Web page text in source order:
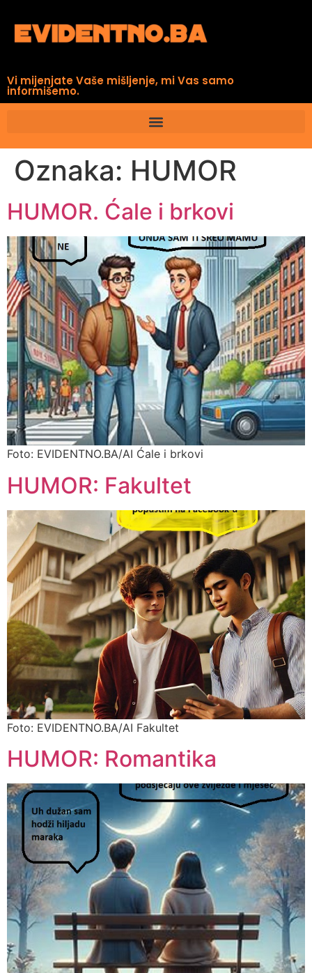
Vi mijenjate Vaše mišljenje, mi Vas samo
informišemo.
Oznaka: HUMOR
HUMOR. Ćale i brkovi
Foto: EVIDENTNO.BA/AI Ćale i brkovi
HUMOR: Fakultet
Foto: EVIDENTNO.BA/AI Fakultet
HUMOR: Romantika